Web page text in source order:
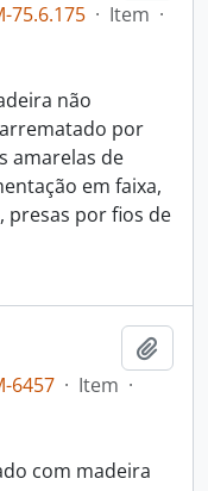
75.6.175 · Item ·
não
por
amarelas de
em faixa,
presas por fios de
6457 · Item ·
com madeira